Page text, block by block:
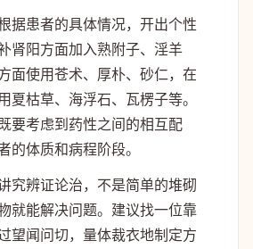
据患者的具体情况，开出个性
肾阳方面加入熟附子、淫羊
面使用苍术、厚朴、砂仁，在
夏枯草、海浮石、瓦楞子等。
要考虑到药性之间的相互配
的体质和病程阶段。
究辨证论治，不是简单的堆砌
就能解决问题。建议找一位靠
望闻问切，量体裁衣地制定方